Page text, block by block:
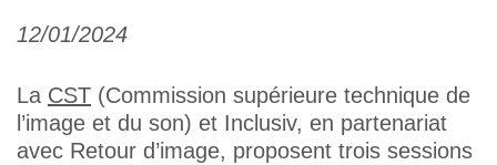
12/01/2024
La CST (Commission supérieure technique de
l’image et du son) et Inclusiv, en partenariat
avec Retour d’image, proposent trois sessions